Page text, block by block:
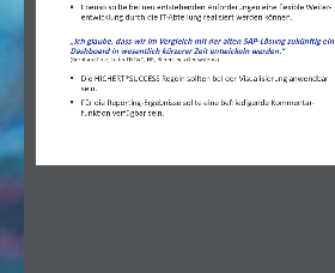
Ebenso sollte bei neu entstehenden Anforderungen eine flexible Weiter-
entwicklung durch die IT-Abteilung realisiert werden können.
„Ich glaube, dass wir im Vergleich mit der alten SAP-Lösung zukünftig ein
Dashboard in wesentlich kürzerer Zeit entwickeln werden.“
(Bernhard Fritz, Leiter IT/F&C, HR, BI bei Leica Geosystems)
Die HICHERT®SUCCESS Regeln sollten bei der Visualisierung anwendbar
sein.
Für die Reporting-Ergebnisse sollte eine befriedigende Kommentar-
funktion verfügbar sein.